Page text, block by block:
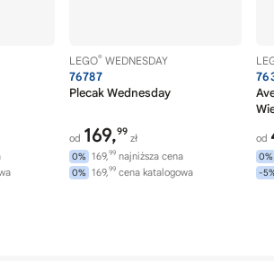
LEGO® WEDNESDAY
76787
Plecak Wednesday
od 169,99
zł
0% 169,99 najniższa cena
0% 169,99 cena katalogowa
od
0%
-